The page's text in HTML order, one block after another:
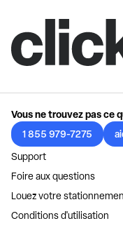
Vous ne trouvez pas ce
1 855 979-7275
Support
Foire aux questions
Louez votre
Conditions d'utilisation